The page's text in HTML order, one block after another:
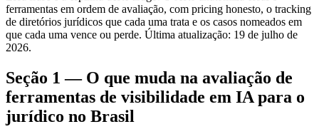
ferramentas em ordem de avaliação, com pricing honesto, o tracking
de diretórios jurídicos que cada uma trata e os casos nomeados em
que cada uma vence ou perde. Última atualização: 19 de julho de
2026.
Seção 1 — O que muda na avaliação de
ferramentas de visibilidade em IA para o
jurídico no Brasil